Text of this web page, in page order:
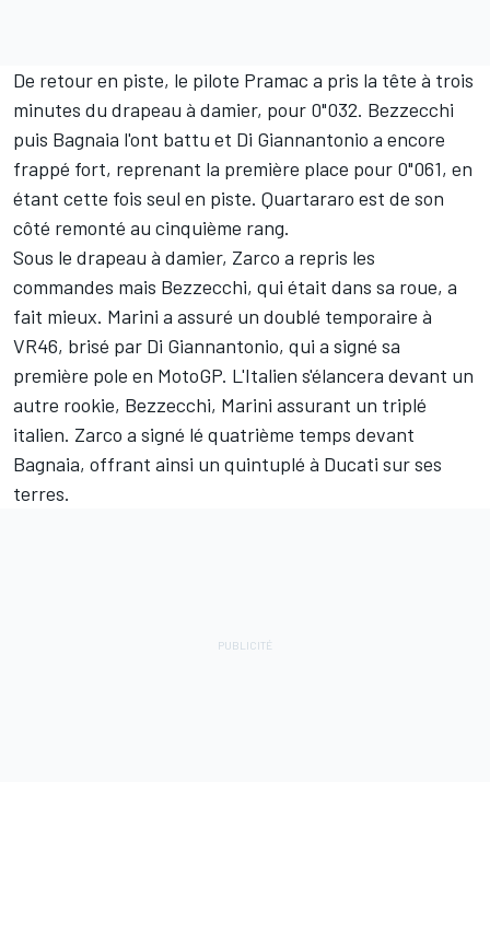
De retour en piste, le pilote Pramac a pris la tête à trois
minutes du drapeau à damier, pour 0"032. Bezzecchi
puis Bagnaia l'ont battu et Di Giannantonio a encore
frappé fort, reprenant la première place pour 0"061, en
étant cette fois seul en piste. Quartararo est de son
côté remonté au cinquième rang.
Sous le drapeau à damier, Zarco a repris les
commandes mais Bezzecchi, qui était dans sa roue, a
fait mieux. Marini a assuré un doublé temporaire à
VR46, brisé par Di Giannantonio, qui a signé sa
première pole en MotoGP. L'Italien s'élancera devant un
autre rookie, Bezzecchi, Marini assurant un triplé
italien. Zarco a signé lé quatrième temps devant
Bagnaia, offrant ainsi un quintuplé à Ducati sur ses
terres.